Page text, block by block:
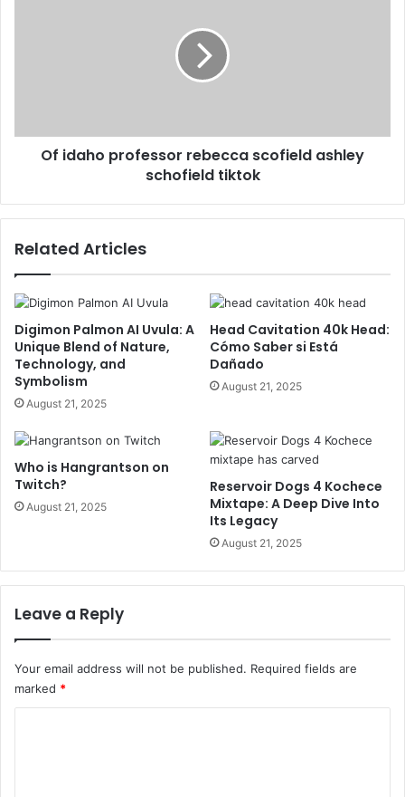
Of idaho professor rebecca scofield ashley
schofield tiktok
Related Articles
Digimon Palmon AI Uvula: A
Unique Blend of Nature,
Technology, and
Symbolism
August 21, 2025
Head Cavitation 40k Head:
Cómo Saber si Está
Dañado
August 21, 2025
Who is Hangrantson on
Twitch?
August 21, 2025
Reservoir Dogs 4 Kochece
Mixtape: A Deep Dive Into
Its Legacy
August 21, 2025
Leave a Reply
Your email address will not be published. Required fields are
marked *